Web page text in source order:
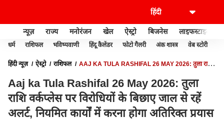
न्यूज़ राज्य मनोरंजन खेल ऐस्ट्रो बिजनेस लाइफस्टाइल
धर्म राशिफल भविष्यवाणी हिंदू कैलेंडर फोटो गैलरी अंक शास्त्र वेब स्टोरी
हिंदी न्यूज़ ऐस्ट्रो राशिफल
AAJ KA TULA RASHIFAL 26 MAY 2026: तुला राशि
Aaj ka Tula Rashifal 26 May 2026: तुला
राशि वर्कप्लेस पर विरोधियों के बिछाए जाल से रहें
अलर्ट, नियमित कार्यों में करना होगा अतिरिक्त प्रयास